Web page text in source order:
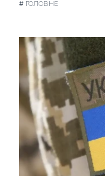
# ГОЛОВНЕ